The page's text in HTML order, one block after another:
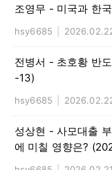
조영무 - 미국과 한
hsy6685
전병서 - 초호황 반
-13)
hsy6685
성상현 - 사모대출
에 미칠 영향은?